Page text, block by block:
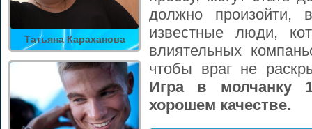
Татьяна Караханова
должно произойти,
известные люди,
влиятельных
чтобы враг не
Игра в молчанку
хорошем качестве.